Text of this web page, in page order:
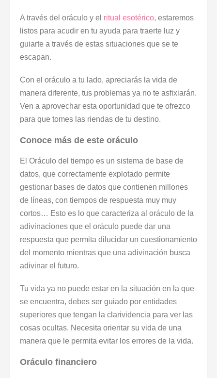
A través del oráculo y el ritual esotérico, estaremos
listos para acudir en tu ayuda para traerte luz y
guiarte a través de estas situaciones que se te
escapan.
Con el oráculo a tu lado, apreciarás la vida de
manera diferente, tus problemas ya no te asfixiarán.
Ven a aprovechar esta oportunidad que te ofrezco
para que tomes las riendas de tu destino.
Conoce más de este oráculo
El Oráculo del tiempo es un sistema de base de
datos, que correctamente explotado permite
gestionar bases de datos que contienen millones
de líneas, con tiempos de respuesta muy muy
cortos… Esto es lo que caracteriza al oráculo de la
adivinaciones que el oráculo puede dar una
respuesta que permita dilucidar un cuestionamiento
del momento mientras que una adivinación busca
adivinar el futuro.
Tu vida ya no puede estar en la situación en la que
se encuentra, debes ser guiado por entidades
superiores que tengan la clarividencia para ver las
cosas ocultas. Necesita orientar su vida de una
manera que le permita evitar los errores de la vida.
Oráculo financiero